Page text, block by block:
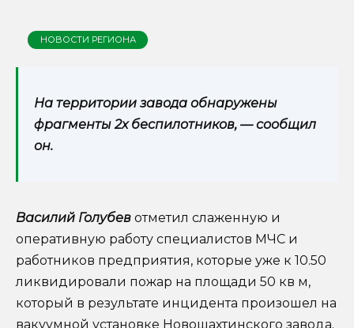
НОВОСТИ РЕГИОНА
На территории завода обнаружены
фрагменты 2х беспилотников, — сообщил
он.
Василий Голубев отметил слаженную и
оперативную работу специалистов МЧС и
работников предприятия, которые уже к 10.50
ликвидировали пожар на площади 50 кв м,
который в результате инцидента произошел на
вакуумной установке Новошахтинского завода.